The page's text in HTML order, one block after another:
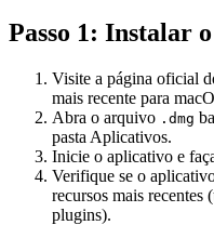
Passo 1: Instalar
Visite a página oficial
mais recente para
Abra o arquivo .dmg
pasta Aplicativos.
Inicie o aplicativo e
Verifique se o
recursos mais recentes
plugins).